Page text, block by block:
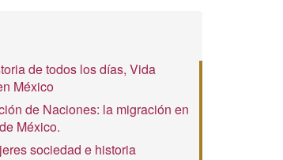
de todos los días, Vida
México
de Naciones: la migración en
México.
sociedad e historia